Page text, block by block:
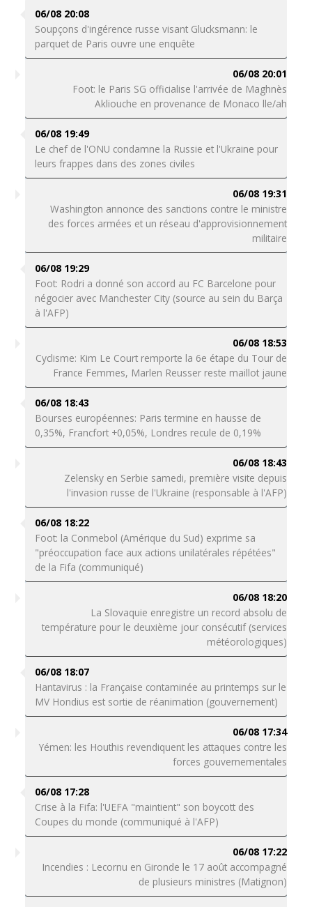
06/08 20:08
Soupçons d'ingérence russe visant Glucksmann: le
parquet de Paris ouvre une enquête
06/08 20:01
Foot: le Paris SG officialise l'arrivée de Maghnès
Akliouche en provenance de Monaco lle/ah
06/08 19:49
Le chef de l'ONU condamne la Russie et l'Ukraine pour
leurs frappes dans des zones civiles
06/08 19:31
Washington annonce des sanctions contre le ministre
des forces armées et un réseau d'approvisionnement
militaire
06/08 19:29
Foot: Rodri a donné son accord au FC Barcelone pour
négocier avec Manchester City (source au sein du Barça
à l'AFP)
06/08 18:53
Cyclisme: Kim Le Court remporte la 6e étape du Tour de
France Femmes, Marlen Reusser reste maillot jaune
06/08 18:43
Bourses européennes: Paris termine en hausse de
0,35%, Francfort +0,05%, Londres recule de 0,19%
06/08 18:43
Zelensky en Serbie samedi, première visite depuis
l'invasion russe de l'Ukraine (responsable à l'AFP)
06/08 18:22
Foot: la Conmebol (Amérique du Sud) exprime sa
"préoccupation face aux actions unilatérales répétées"
de la Fifa (communiqué)
06/08 18:20
La Slovaquie enregistre un record absolu de
température pour le deuxième jour consécutif (services
météorologiques)
06/08 18:07
Hantavirus : la Française contaminée au printemps sur le
MV Hondius est sortie de réanimation (gouvernement)
06/08 17:34
Yémen: les Houthis revendiquent les attaques contre les
forces gouvernementales
06/08 17:28
Crise à la Fifa: l'UEFA "maintient" son boycott des
Coupes du monde (communiqué à l'AFP)
06/08 17:22
Incendies : Lecornu en Gironde le 17 août accompagné
de plusieurs ministres (Matignon)